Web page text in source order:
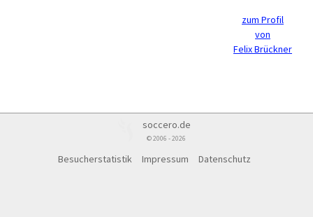
zum Profil
von
Felix Brückner
soccero.de
© 2006 - 2026
Besucherstatistik Impressum Datenschutz